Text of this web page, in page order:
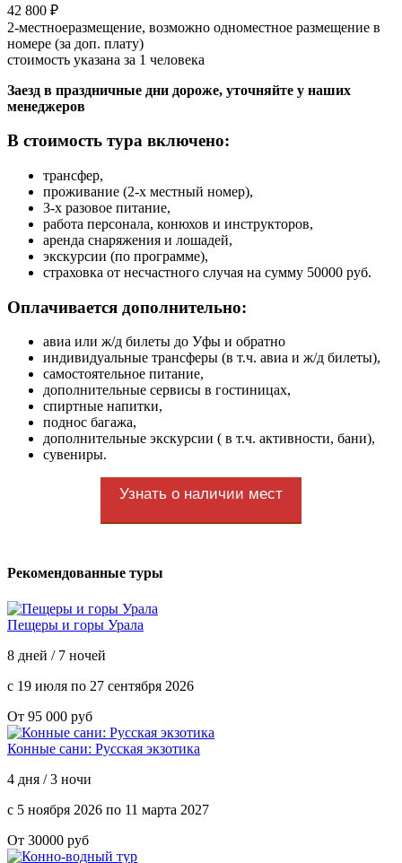
42 800 ₽
2-местноеразмещение, возможно одноместное размещение в
номере (за доп. плату)
стоимость указана за 1 человека
Заезд в праздничные дни дороже, уточняйте у наших
менеджеров
В стоимость тура включено:
трансфер,
проживание (2-х местный номер),
3-х разовое питание,
работа персонала, конюхов и инструкторов,
аренда снаряжения и лошадей,
экскурсии (по программе),
страховка от несчастного случая на сумму 50000 руб.
Оплачивается дополнительно:
авиа или ж/д билеты до Уфы и обратно
индивидуальные трансферы (в т.ч. авиа и ж/д билеты),
самостоятельное питание,
дополнительные сервисы в гостиницах,
спиртные напитки,
поднос багажа,
дополнительные экскурсии ( в т.ч. активности, бани),
сувениры.
Узнать о наличии мест
Рекомендованные туры
Пещеры и горы Урала
8 дней / 7 ночей
с 19 июля по 27 сентября 2026
От 95 000 руб
Конные сани: Русская экзотика
4 дня / 3 ночи
с 5 ноября 2026 по 11 марта 2027
От 30000 руб